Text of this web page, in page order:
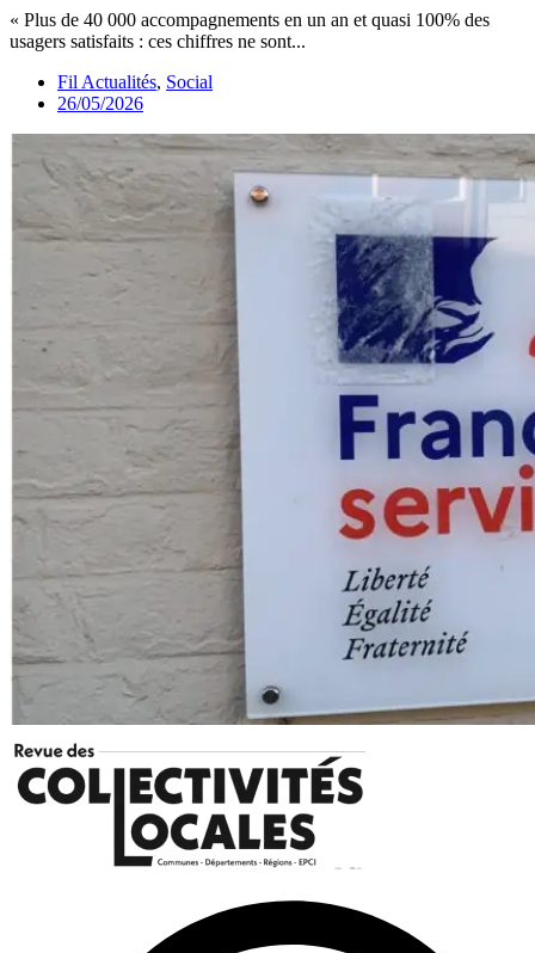
« Plus de 40 000 accompagnements en un an et quasi 100% des
usagers satisfaits : ces chiffres ne sont...
Fil Actualités, Social
26/05/2026